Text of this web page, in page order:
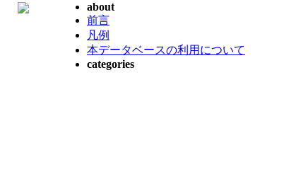
about
前言
凡例
本データベースの利用について
categories